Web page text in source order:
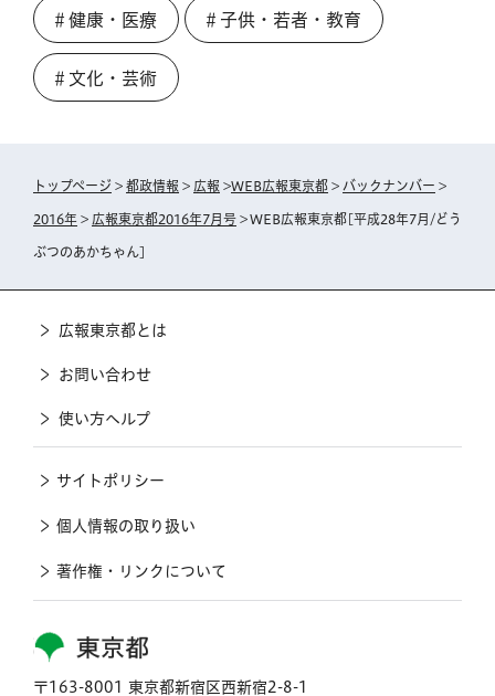
＃健康・医療 ＃子供・若者・教育
＃文化・芸術
トップページ > 都政情報 > 広報 >WEB広報東京都 > バックナンバー >
2016年 > 広報東京都2016年7月号 > WEB広報東京都[平成28年7月/どう
ぶつのあかちゃん]
東京都
〒163-8001 東京都新宿区西新宿2-8-1
広報東京都とは
お問い合わせ
使い方ヘルプ
サイトポリシー
個人情報の取り扱い
著作権・リンクについて